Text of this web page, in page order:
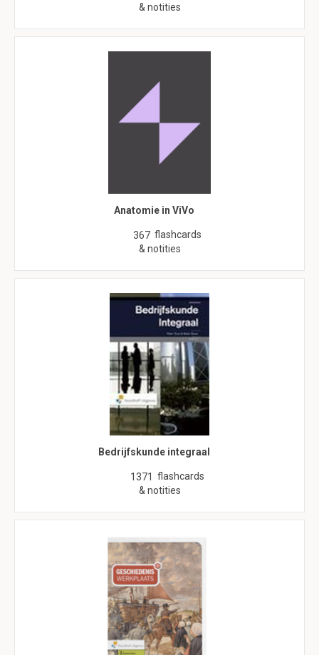
& notities
Anatomie in ViVo
367 flashcards
& notities
Bedrijfskunde integraal
1371 flashcards
& notities